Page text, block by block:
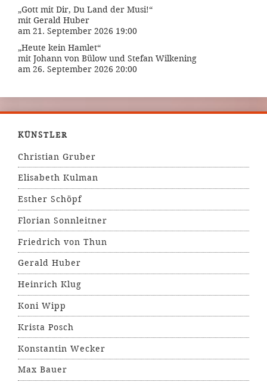
„Gott mit Dir, Du Land der Musi!“
mit Gerald Huber
am 21. September 2026 19:00
„Heute kein Hamlet“
mit Johann von Bülow und Stefan Wilkening
am 26. September 2026 20:00
KÜNSTLER
Christian Gruber
Elisabeth Kulman
Esther Schöpf
Florian Sonnleitner
Friedrich von Thun
Gerald Huber
Heinrich Klug
Koni Wipp
Krista Posch
Konstantin Wecker
Max Bauer